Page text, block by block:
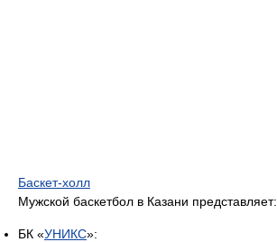
Баскет-холл
Мужской баскетбол в Казани представляет:
БК «УНИКС»: